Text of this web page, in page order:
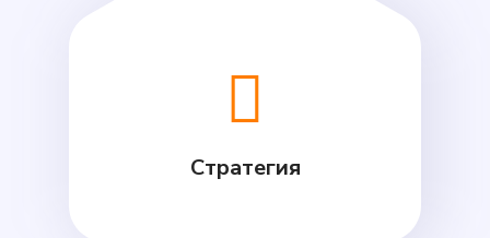
Стратегия